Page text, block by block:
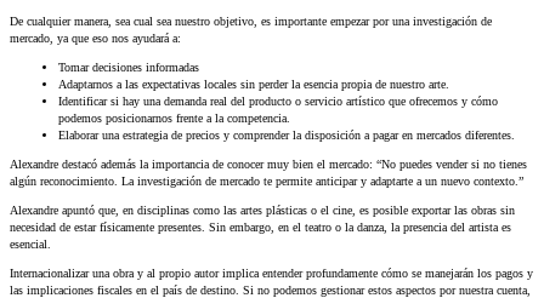
De cualquier manera, sea cual sea nuestro objetivo, es importante empezar por una investigación de
mercado, ya que eso nos ayudará a:
Tomar decisiones informadas
Adaptarnos a las expectativas locales sin perder la esencia propia de nuestro arte.
Identificar si hay una demanda real del producto o servicio artístico que ofrecemos y cómo
podemos posicionarnos frente a la competencia.
Elaborar una estrategia de precios y comprender la disposición a pagar en mercados diferentes.
Alexandre destacó además la importancia de conocer muy bien el mercado: “No puedes vender si no tienes
algún reconocimiento. La investigación de mercado te permite anticipar y adaptarte a un nuevo contexto.”
Alexandre apuntó que, en disciplinas como las artes plásticas o el cine, es posible exportar las obras sin
necesidad de estar físicamente presentes. Sin embargo, en el teatro o la danza, la presencia del artista es
esencial.
Internacionalizar una obra y al propio autor implica entender profundamente cómo se manejarán los pagos y
las implicaciones fiscales en el país de destino. Si no podemos gestionar estos aspectos por nuestra cuenta,